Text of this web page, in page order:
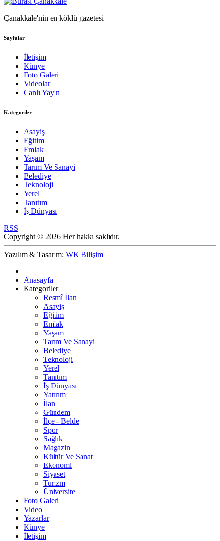
Çanakkale'nin en köklü gazetesi
Sayfalar
İletişim
Künye
Foto Galeri
Videolar
Canlı Yayın
Kategoriler
Asayiş
Eğitim
Emlak
Yaşam
Tarım Ve Sanayi
Belediye
Teknoloji
Yerel
Tanıtım
İş Dünyası
RSS
Copyright © 2026 Her hakkı saklıdır.
Yazılım & Tasarım: WK Bilişim
Anasayfa
Kategoriler
Resmî İlan
Asayiş
Eğitim
Emlak
Yaşam
Tarım Ve Sanayi
Belediye
Teknoloji
Yerel
Tanıtım
İş Dünyası
Yatırım
İlan
Gündem
İlçe - Belde
Spor
Sağlık
Magazin
Kültür Ve Sanat
Ekonomi
Siyaset
Turizm
Üniversite
Foto Galeri
Video
Yazarlar
Künye
İletişim